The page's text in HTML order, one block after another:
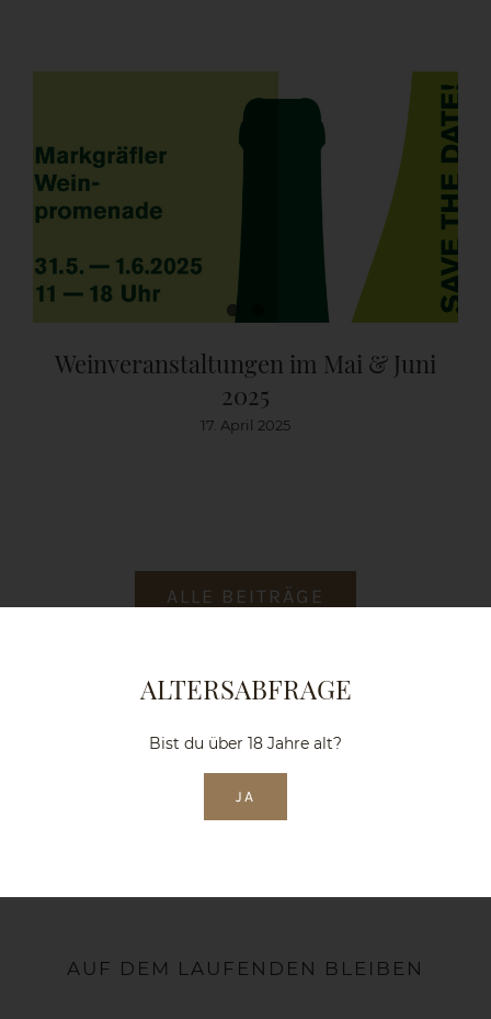
Weinveranstaltungen im Mai & Juni
2025
17. April 2025
ALLE BEITRÄGE
AUF DEM LAUFENDEN BLEIBEN
ALTERSABFRAGE
Bist du über 18 Jahre alt?
JA